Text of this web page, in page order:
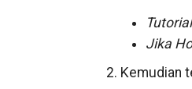
Jika
2. Kemudian